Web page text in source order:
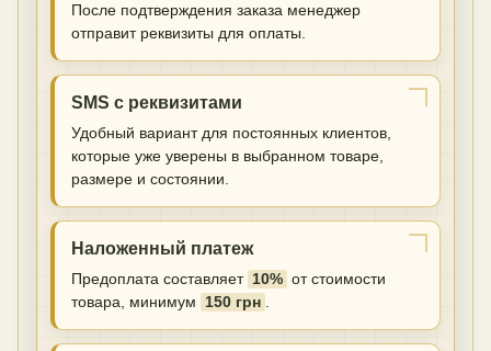
После подтверждения заказа менеджер
отправит реквизиты для оплаты.
SMS с реквизитами
Удобный вариант для постоянных клиентов,
которые уже уверены в выбранном товаре,
размере и состоянии.
Наложенный платеж
Предоплата составляет 10% от стоимости
товара, минимум 150 грн .